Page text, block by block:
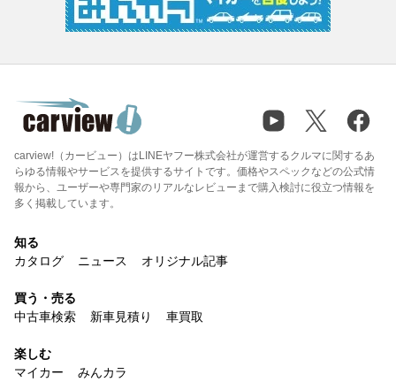
carview!（カービュー）はLINEヤフー株式会社が運営するクルマに関するあ
らゆる情報やサービスを提供するサイトです。価格やスペックなどの公式情
報から、ユーザーや専門家のリアルなレビューまで購入検討に役立つ情報を
多く掲載しています。
知る
カタログ
ニュース オリジナル記事
買う・売る
中古車検索
新車見積り 車買取
楽しむ
マイカー
みんカラ